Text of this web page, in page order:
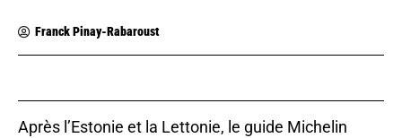
Franck Pinay-Rabaroust
Après l’Estonie et la Lettonie, le guide Michelin